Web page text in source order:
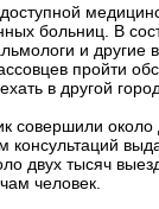
больниц. В
и другие
пройти
в другой
совершили
консультаций
двух тысяч
человек.